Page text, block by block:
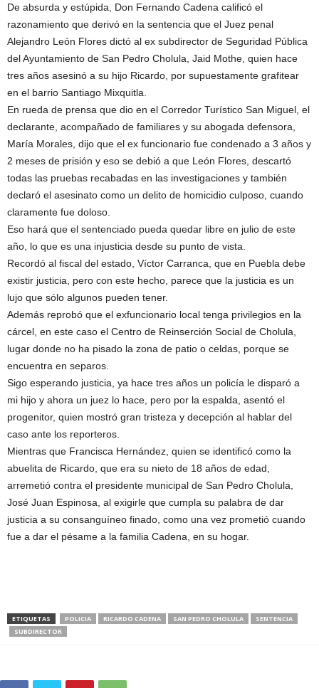
De absurda y estúpida, Don Fernando Cadena calificó el
razonamiento que derivó en la sentencia que el Juez penal
Alejandro León Flores dictó al ex subdirector de Seguridad Pública
del Ayuntamiento de San Pedro Cholula, Jaid Mothe, quien hace
tres años asesinó a su hijo Ricardo, por supuestamente grafitear
en el barrio Santiago Mixquitla.
En rueda de prensa que dio en el Corredor Turístico San Miguel, el
declarante, acompañado de familiares y su abogada defensora,
María Morales, dijo que el ex funcionario fue condenado a 3 años y
2 meses de prisión y eso se debió a que León Flores, descartó
todas las pruebas recabadas en las investigaciones y también
declaró el asesinato como un delito de homicidio culposo, cuando
claramente fue doloso.
Eso hará que el sentenciado pueda quedar libre en julio de este
año, lo que es una injusticia desde su punto de vista.
Recordó al fiscal del estado, Víctor Carranca, que en Puebla debe
existir justicia, pero con este hecho, parece que la justicia es un
lujo que sólo algunos pueden tener.
Además reprobó que el exfuncionario local tenga privilegios en la
cárcel, en este caso el Centro de Reinserción Social de Cholula,
lugar donde no ha pisado la zona de patio o celdas, porque se
encuentra en separos.
Sigo esperando justicia, ya hace tres años un policía le disparó a
mi hijo y ahora un juez lo hace, pero por la espalda, asentó el
progenitor, quien mostró gran tristeza y decepción al hablar del
caso ante los reporteros.
Mientras que Francisca Hernández, quien se identificó como la
abuelita de Ricardo, que era su nieto de 18 años de edad,
arremetió contra el presidente municipal de San Pedro Cholula,
José Juan Espinosa, al exigirle que cumpla su palabra de dar
justicia a su consanguíneo finado, como una vez prometió cuando
fue a dar el pésame a la familia Cadena, en su hogar.
ETIQUETAS POLICIA RICARDO CADENA SAN PEDRO CHOLULA
SENTENCIA
SUBDIRECTOR